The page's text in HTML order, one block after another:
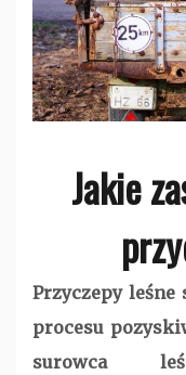
Jakie
Przyczepy leśne
procesu
surowca